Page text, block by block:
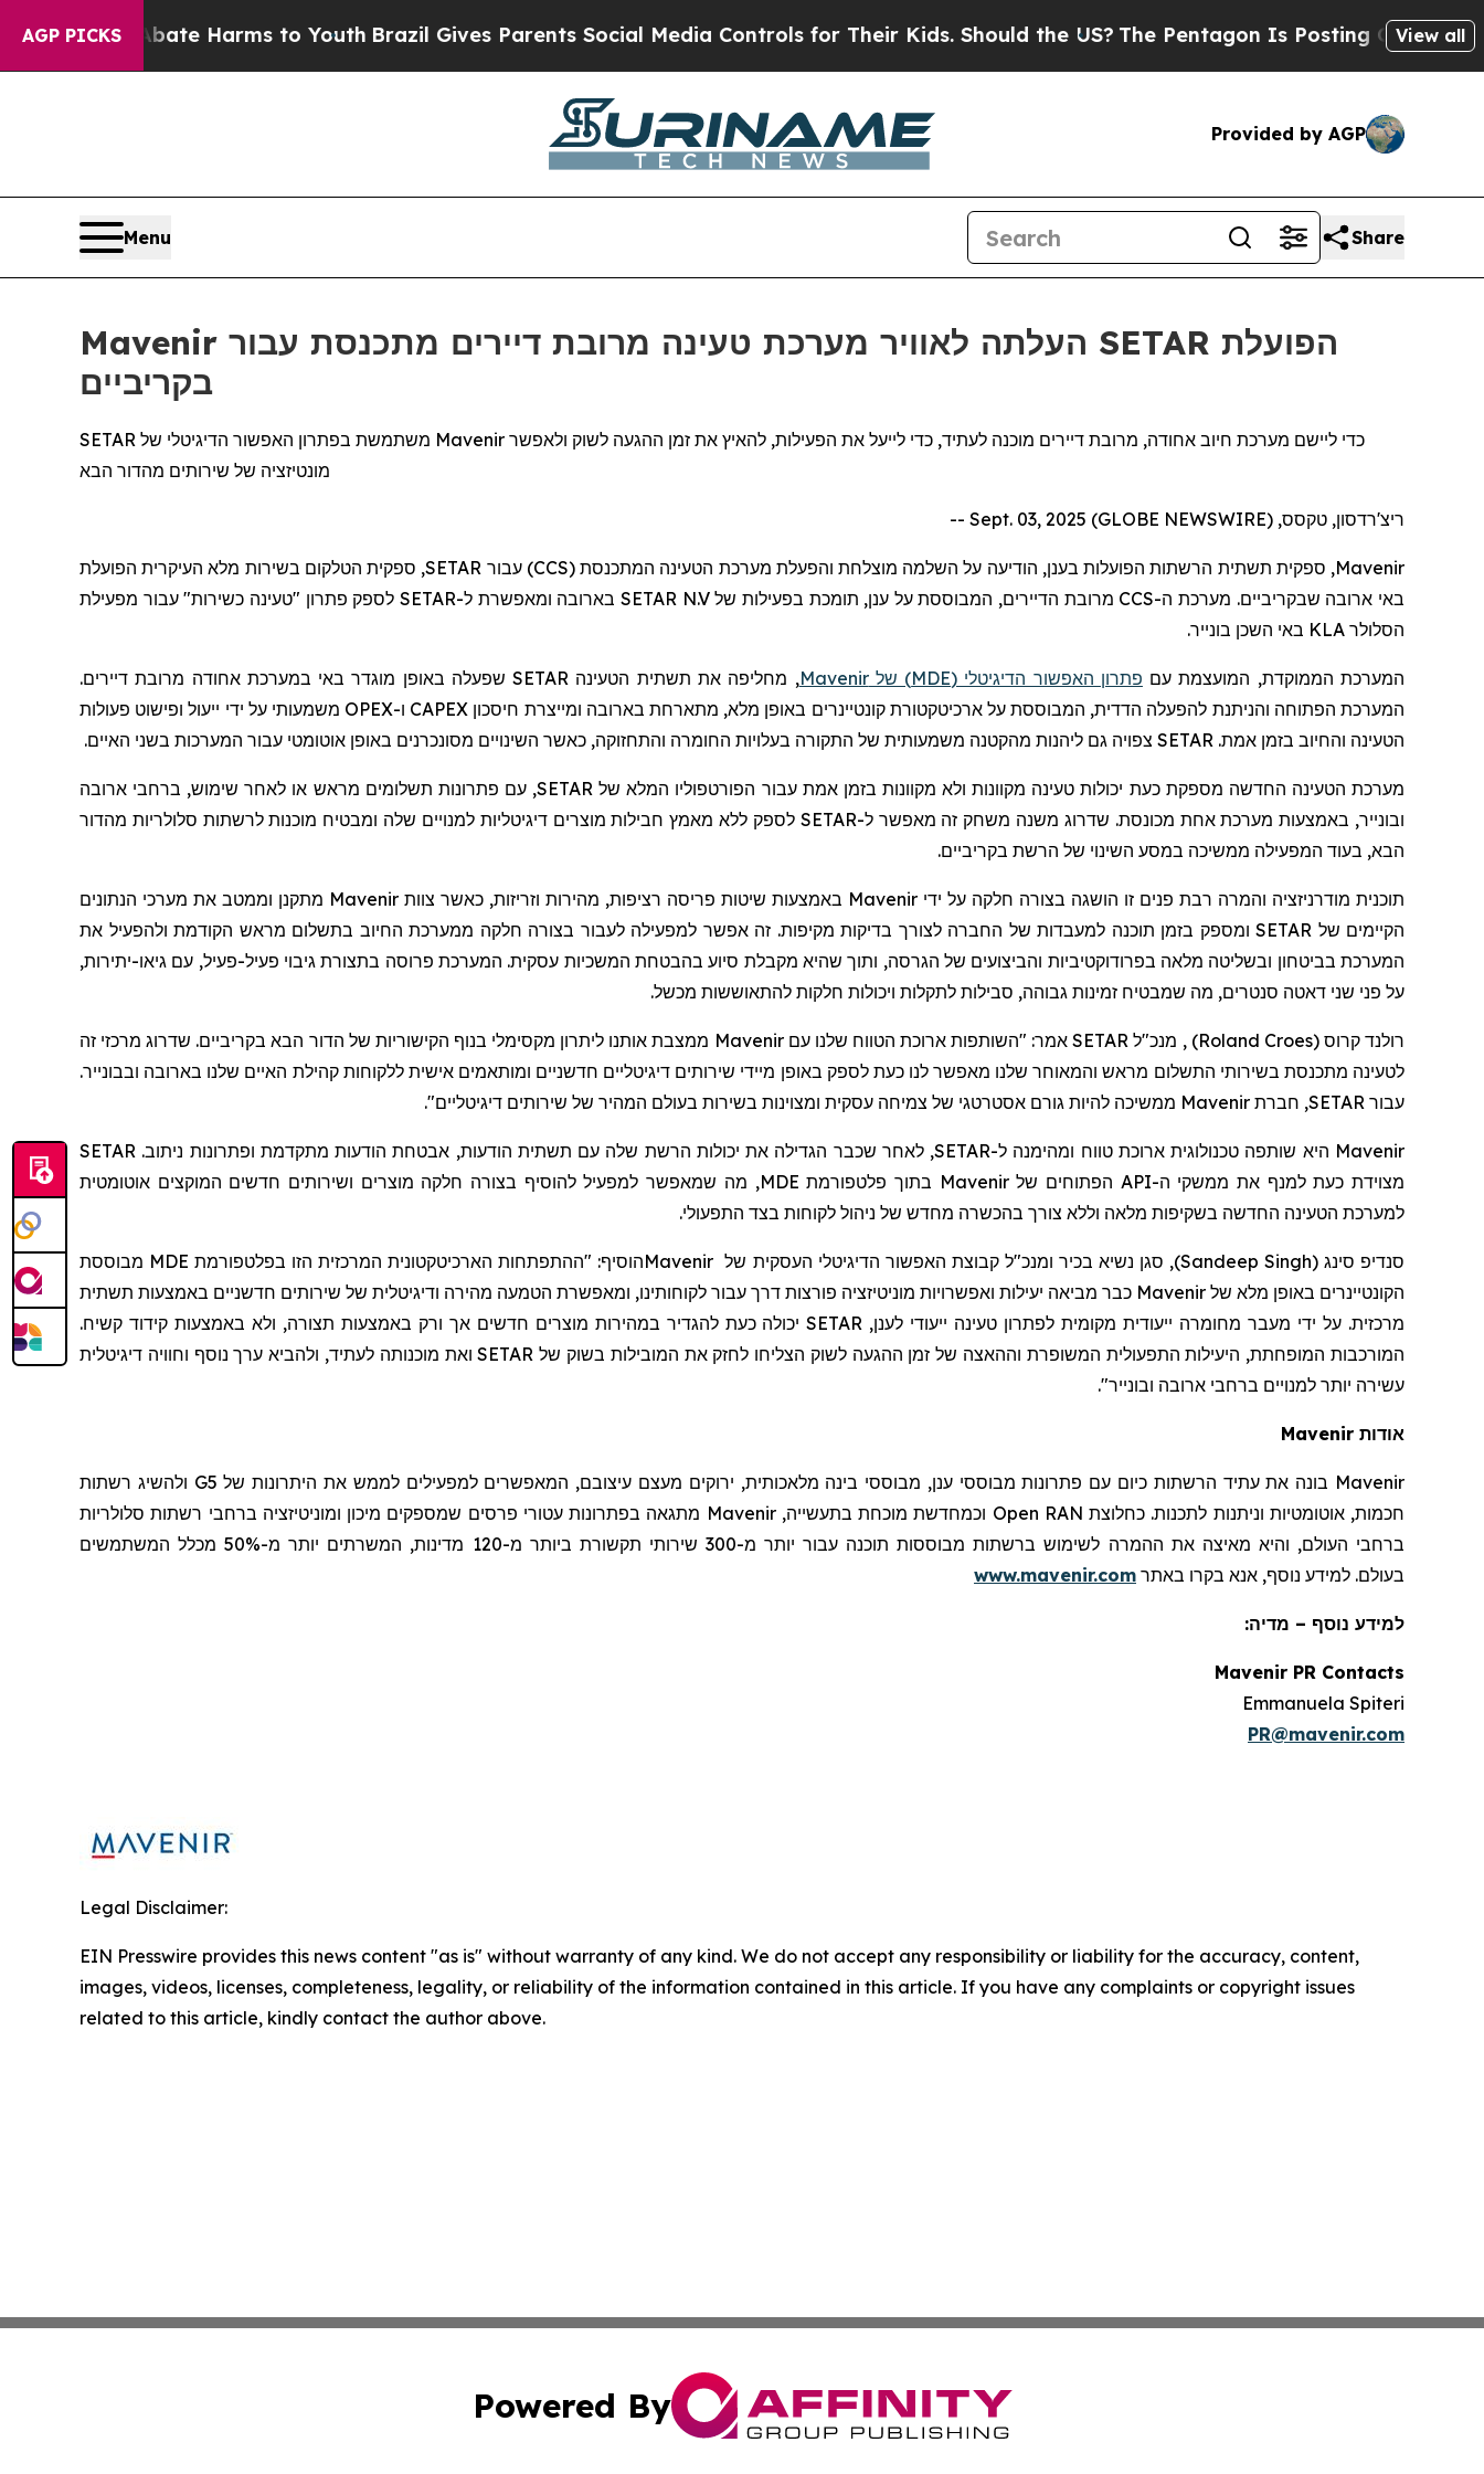
AGP PICKS
to Abate Harms to YouthBrazil Gives Parents Social Media Controls for Their Kids. Should the US?The Pentagon Is Posting Cryptic Biblical
View all
Provided by AGP
Menu Share
Mavenir העלתה לאוויר מערכת טעינה מרובת דיירים מתכנסת עבור SETAR הפועלת
בקריביים
SETAR משתמשת בפתרון האפשור הדיגיטלי של Mavenir כדי ליישם מערכת חיוב אחודה, מרובת דיירים מוכנה לעתיד, כדי לייעל את הפעילות, להאיץ את זמן ההגעה לשוק ולאפשר
מונטיזציה של שירותים מהדור הבא
ריצ'רדסון, טקסס, Sept. 03, 2025 (GLOBE NEWSWIRE) --
Mavenir, ספקית תשתית הרשתות הפועלות בענן, הודיעה על השלמה מוצלחת והפעלת מערכת הטעינה המתכנסת (CCS) עבור SETAR, ספקית הטלקום בשירות מלא העיקרית הפועלת
באי ארובה שבקריביים. מערכת ה-CCS מרובת הדיירים, המבוססת על ענן, תומכת בפעילות שלSETAR N.V בארובה ומאפשרת ל-SETAR לספק פתרון "טעינה כשירות" עבור מפעילת
הסלולר KLA באי השכן בונייר.
המערכת הממוקדת, המועצמת עם פתרון האפשור הדיגיטלי (MDE) שלMavenir, מחליפה את תשתית הטעינה SETAR שפעלה באופן מוגדר באי במערכת אחודה מרובת דיירים.
המערכת הפתוחה והניתנת להפעלה הדדית, המבוססת על ארכיטקטורת קונטיינרים באופן מלא, מתארחת בארובה ומייצרת חיסכון CAPEX ו-OPEX משמעותי על ידי ייעול ופישוט פעולות
הטעינה והחיוב בזמן אמת. SETAR צפויה גם ליהנות מהקטנה משמעותית של התקורה בעלויות החומרה והתחזוקה, כאשר השינויים מסונכרנים באופן אוטומטי עבור המערכות בשני האיים.
מערכת הטעינה החדשה מספקת כעת יכולות טעינה מקוונות ולא מקוונות בזמן אמת עבור הפורטפוליו המלא של SETAR, עם פתרונות תשלומים מראש או לאחר שימוש, ברחבי ארובה
ובונייר, באמצעות מערכת אחת מכונסת. שדרוג משנה משחק זה מאפשר ל-SETAR לספק ללא מאמץ חבילות מוצרים דיגיטליות למנויים שלה ומבטיח מוכנות לרשתות סלולריות מהדור
הבא, בעוד המפעילה ממשיכה במסע השינוי של הרשת בקריביים.
תוכנית מודרניזציה והמרה רבת פנים זו הושגה בצורה חלקה על ידי Mavenir באמצעות שיטות פריסה רציפות, מהירות וזריזות, כאשר צוות Mavenir מתקנן וממטב את מערכי הנתונים
הקיימים של SETAR ומספק בזמן תוכנה למעבדות של החברה לצורך בדיקות מקיפות. זה אפשר למפעילה לעבור בצורה חלקה ממערכת החיוב בתשלום מראש הקודמת ולהפעיל את
המערכת בביטחון ובשליטה מלאה בפרודוקטיביות והביצועים של הגרסה, ותוך שהיא מקבלת סיוע בהבטחת המשכיות עסקית. המערכת פרוסה בתצורת גיבוי פעיל-פעיל, עם גיאו-יתירות,
על פני שני דאטה סנטרים, מה שמבטיח זמינות גבוהה, סבילות לתקלות ויכולות חלקות להתאוששות מכשל.
רולנד קרוס (Roland Croes
)
, מנכ"ל SETAR אמר: "השותפות ארוכת הטווח שלנו עם Mavenir ממצבת אותנו ליתרון מקסימלי בנוף הקישוריות של הדור הבא בקריביים. שדרוג מרכזי זה
לטעינה מתכנסת בשירותי התשלום מראש והמאוחר שלנו מאפשר לנו כעת לספק באופן מיידי שירותים דיגיטליים חדשניים ומותאמים אישית ללקוחות קהילת האיים שלנו בארובה ובבונייר.
עבור SETAR,
חברת Mavenir ממשיכה להיות גורם אסטרטגי של צמיחה עסקית ומצוינות בשירות בעולם המהיר של שירותים דיגיטליים".
Mavenir היא שותפה טכנולוגית ארוכת טווח ומהימנה ל-SETAR, לאחר שכבר הגדילה את יכולות הרשת שלה עם תשתית הודעות, אבטחת הודעות מתקדמת ופתרונות ניתוב. SETAR
מצוידת כעת למנף את ממשקי ה-API הפתוחים של Mavenir בתוך פלטפורמת MDE, מה שמאפשר למפעיל
להוסיף בצורה חלקה מוצרים ושירותים חדשים המוקצים אוטומטית
למערכת הטעינה החדשה בשקיפות מלאה וללא צורך בהכשרה מחדש של ניהול לקוחות בצד התפעולי.
סנדיפ סינג(
Sandeep Singh
), סגן נשיא בכיר ומנכ"ל קבוצת האפשור הדיגיטלי העסקית של Mavenirהוסיף: "ההתפתחות הארכיטקטונית המרכזית הזו בפלטפורמת MDE מבוססת
הקונטיינרים באופן מלא של Mavenir כבר מביאה יעילות ואפשרויות מוניטיזציה פורצות דרך עבור לקוחותינו, ומאפשרת הטמעה מהירה ודיגיטלית של שירותים חדשניים באמצעות תשתית
מרכזית. על ידי מעבר מחומרה ייעודית מקומית לפתרון טעינה ייעודי לענן, SETARיכולה כעת להגדיר במהירות מוצרים חדשים אך ורק באמצעות תצורה, ולא באמצעות קידוד קשיח.
המורכבות המופחתת, היעילות התפעולית המשופרת וההאצה של זמן ההגעה לשוק הצליחו לחזק את המובילות בשוק של SETARואת מוכנותה לעתיד, ולהביא ערך נוסף וחוויה דיגיטלית
עשירה יותר למנויים ברחבי ארובה ובונייר".
אודות Mavenir
Mavenir בונה את עתיד הרשתות כיום עם פתרונות מבוססי ענן, מבוססי בינה מלאכותית, ירוקים מעצם עיצובם, המאפשרים למפעילים לממש את היתרונות של 5 G ולהשיג רשתות
חכמות, אוטומטיות וניתנות לתכנות. כחלוצת Open RAN וכמחדשת מוכחת בתעשייה,Mavenir מתגאה בפתרונות עטורי פרסים שמספקים מיכון ומוניטיזציה ברחבי רשתות סלולריות
ברחבי העולם, והיא מאיצה את ההמרה לשימוש ברשתות מבוססות תוכנה עבור יותר מ-300 שירותי תקשורת ביותר מ-120 מדינות, המשרתים יותר מ-50% מכלל המשתמשים
בעולם. למידע נוסף, אנא בקרו באתר www.mavenir.com
למידע נוסף – מדיה:
Mavenir PR Contacts
Emmanuela Spiteri
PR@mavenir.com
Legal Disclaimer:
EIN Presswire provides this news content "as is" without warranty of any kind. We do not accept any responsibility or liability for the accuracy, content,
images, videos, licenses, completeness, legality, or reliability of the information contained in this article. If you have any complaints or copyright issues
related to this article, kindly contact the author above.
Powered By